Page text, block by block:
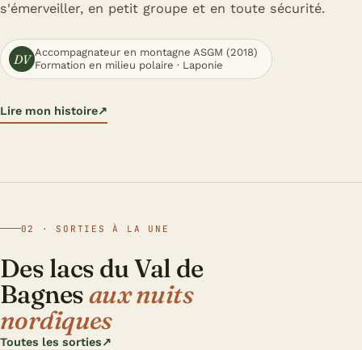
s'émerveiller, en petit groupe et en toute sécurité.
DV Accompagnateur en montagne ASGM (2018)
Formation en milieu polaire · Laponie
Lire mon histoire↗
02 · SORTIES À LA UNE
Des lacs du Val de
Bagnesaux nuits
nordiques
Toutes les sorties↗